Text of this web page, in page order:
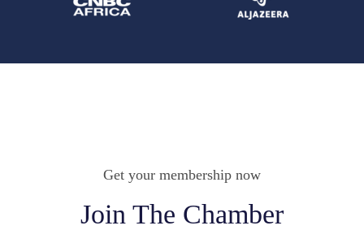
Get your membership now
Join The Chamber